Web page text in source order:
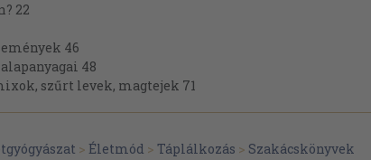
22
46
48
szűrt levek, magtejek 71
82
> Életmód > Táplálkozás > Szakácskönyvek